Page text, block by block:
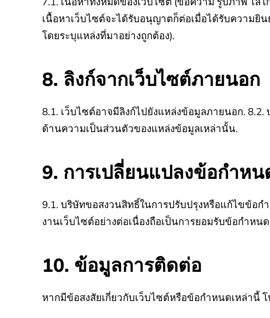
เนื้อหาเว็บไซต์จะได้รับอนุญาตก็ต่อเมื่อได้รับความยิ
โดยระบุแหล่งที่มาอย่างถูกต้อง).
8. ลิงก์จากเว็บไซต์ภายนอก
8.1. เว็บไซต์อาจมีลิงก์ไปยังแหล่งข้อมูลภายนอก. 8.2.
ด้านความเป็นส่วนตัวของแหล่งข้อมูลเหล่านั้น.
9. การเปลี่ยนแปลงข้อกำหน
9.1. บริษัทขอสงวนสิทธิ์ในการปรับปรุงหรือแก้ไขข้อก
งานเว็บไซต์อย่างต่อเนื่องถือเป็นการยอมรับข้อกำหน
10. ข้อมูลการติดต่อ
หากมีข้อสงสัยเกี่ยวกับเว็บไซต์หรือข้อกำหนดเหล่านี้ โ